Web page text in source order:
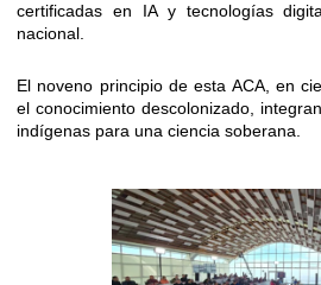
certificadas en IA y tecnologías
nacional.
El noveno principio de esta ACA, en
el conocimiento descolonizado,
indígenas para una ciencia soberana.